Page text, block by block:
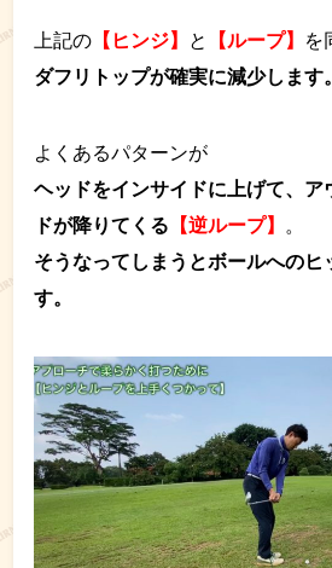
上記の 【ヒンジ】 と 【ループ】
を
ダフリトップが確実に減少します。
よくあるパターンが
ヘッドをインサイドに上げて、ア
ドが降りてくる 【逆ループ】
。
そうなってしまうとボールへのヒ
す。